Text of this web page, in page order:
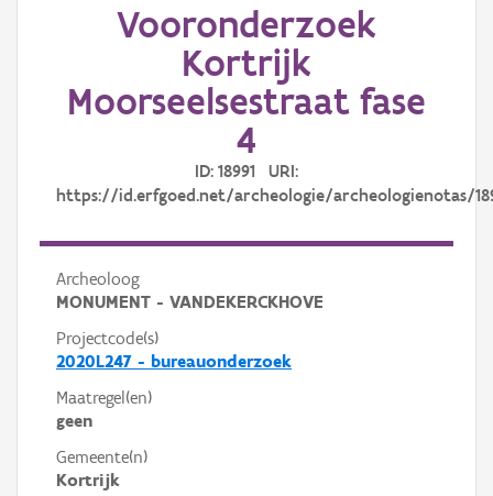
Vooronderzoek
Kortrijk
Moorseelsestraat fase
4
ID: 18991 URI:
https://id.erfgoed.net/archeologie/archeologienotas/
Archeoloog
MONUMENT - VANDEKERCKHOVE
Projectcode(s)
2020L247 - bureauonderzoek
Maatregel(en)
geen
Gemeente(n)
Kortrijk